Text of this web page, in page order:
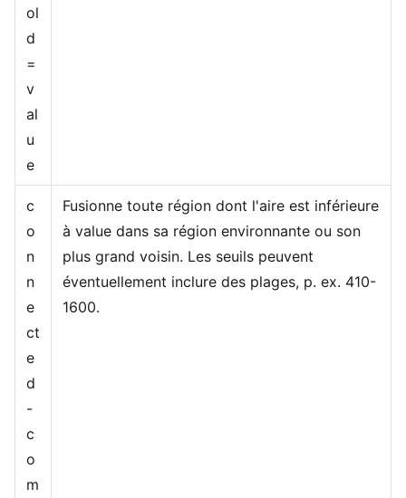
ol
d
=
v
al
u
e
c
o
n
n
e
ct
e
d
-
c
o
m
Fusionne toute région dont l'aire est inférieure
à value dans sa région environnante ou son
plus grand voisin. Les seuils peuvent
éventuellement inclure des plages, p. ex. 410-
1600.